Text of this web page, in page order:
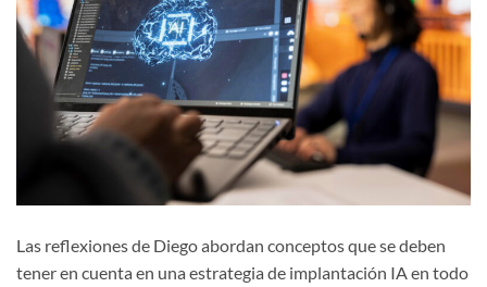
Las reflexiones de Diego abordan conceptos que se deben
tener en cuenta en una estrategia de implantación IA en todo